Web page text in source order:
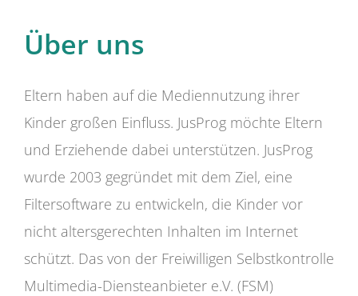
Über uns
Eltern haben auf die Mediennutzung ihrer
Kinder großen Einfluss. JusProg möchte Eltern
und Erziehende dabei unterstützen. JusProg
wurde 2003 gegründet mit dem Ziel, eine
Filtersoftware zu entwickeln, die Kinder vor
nicht altersgerechten Inhalten im Internet
schützt. Das von der Freiwilligen Selbstkontrolle
Multimedia-Diensteanbieter e.V. (FSM)